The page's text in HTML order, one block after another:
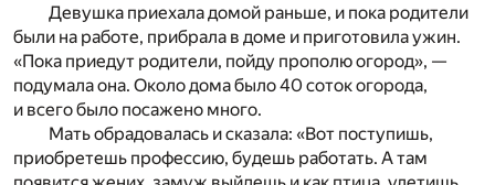
Девушка приехала домой раньше, и пока родители
были на работе, прибрала в доме и приготовила ужин.
«Пока приедут родители, пойду прополю огород», —
подумала она. Около дома было 40 соток огорода,
и всего было посажено много.
Мать обрадовалась и сказала: «Вот поступишь,
приобретешь профессию, будешь работать. А там